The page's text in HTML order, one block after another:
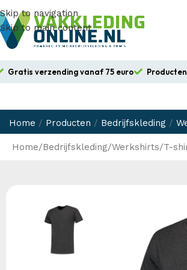
Skip to navigation
Skip to main content
Gratis verzending vanaf 75 euro
Home / Producten / Bedrijfskleding /
Home Bedrijfskleding Werkshirts T-